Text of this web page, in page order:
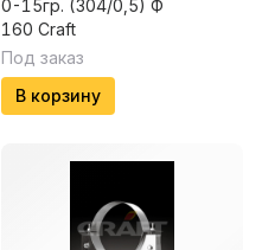
0-15гр. (304/0,5) Ф
160 Craft
Под заказ
В корзину